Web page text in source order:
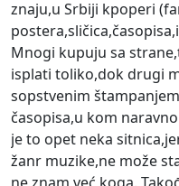
znaju,u Srbiji kpoperi
Mnogi kupuju sa
isplati toliko,dok drugi
sopstvenim
časopisa,u kom
je to opet neka
žanr muzike,ne može